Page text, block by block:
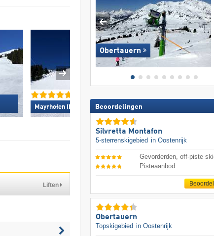
Mayrhofen (Mountopolis) »
Liften
Obertauern
Beoordelingen
Silvretta Montafon
5-sterrenskigebied in Oostenrijk
Gevorderden, off-piste
Pisteaanbod
Obertauern
Topskigebied in Oostenrijk